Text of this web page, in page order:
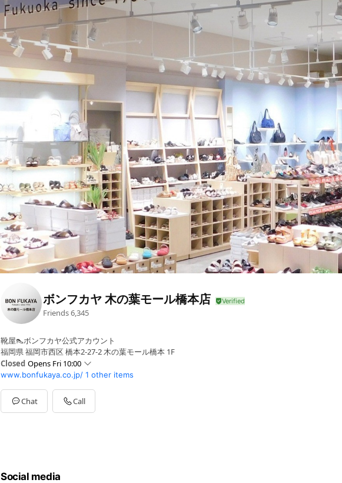
ボンフカヤ 木の葉モール橋本店
Friends6,345
靴屋👠ボンフカヤ公式アカウント
福岡県 福岡市西区 橋本2-27-2 木の葉モール橋本 1F
Closed Opens Fri 10:00
Sun10:00 - 20:00
Mon10:00 - 20:00
Tue10:00 - 20:00
Wed10:00 - 20:00
www.bonfukaya.co.jp/ 1 other items
Chat Call
Social media